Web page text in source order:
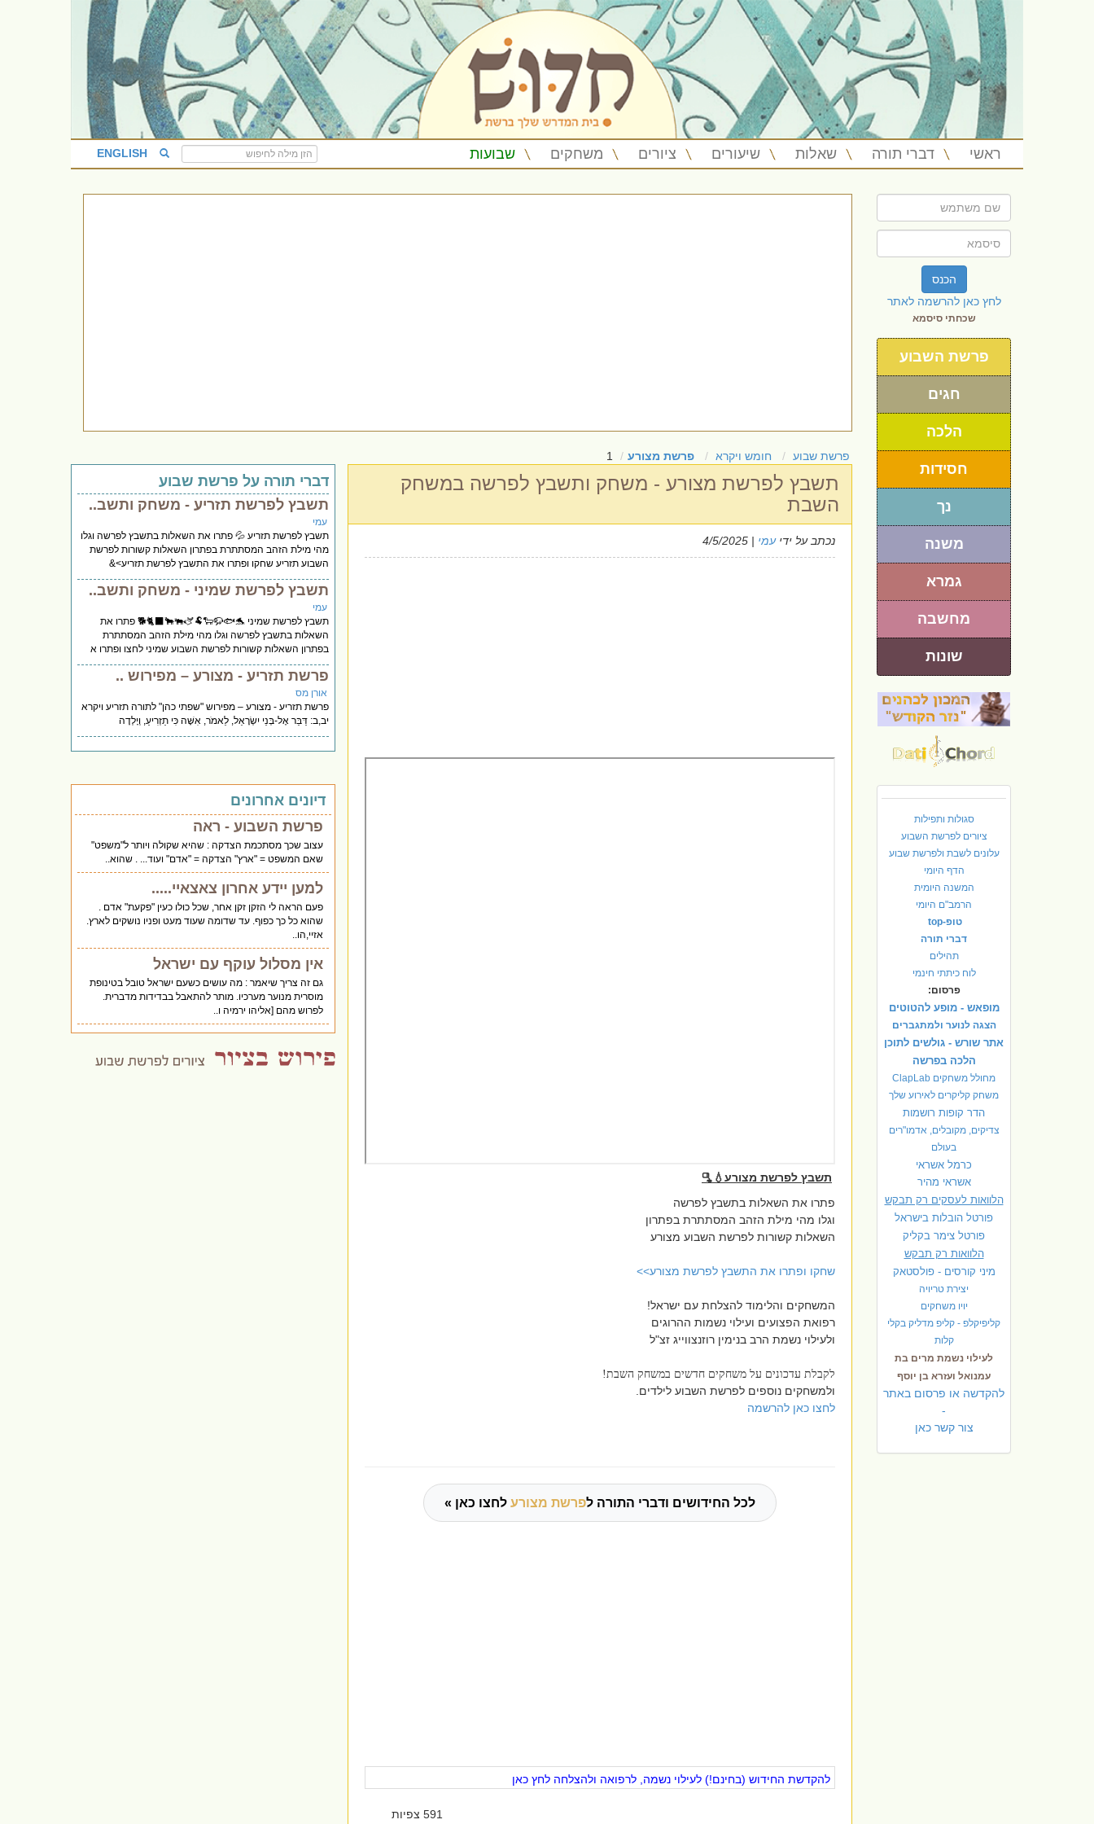
ראשי דברי תורה שאלות שיעורים ציורים משחקים שבועות ENGLISH
הכנס
לחץ כאן להרשמה לאתר
שכחתי סיסמא
פרשת השבוע
חגים
הלכה
חסידות
נך
משנה
גמרא
מחשבה
שונות
סגולות ותפילות
ציורים לפרשת השבוע
עלונים לשבת ולפרשת שבוע
הדף היומי
המשנה היומית
הרמב"ם היומי
טופ-top
דברי תורה
תהילים
לוח כיתתי חינמי
פרסום:
מופאש - מופע להטוטים
הצגה לנוער ולמתגברים
אתר שורש - גולשים לתוכן
הלכה בפרשה
מחולל משחקים ClapLab
משחק קליקרים לאירוע שלך
הדר קופות רושמות
צדיקים, מקובלים, אדמו"רים
בעולם
כרמל אשראי
אשראי מהיר
הלוואות לעסקים רק תבקש
פורטל הובלות בישראל
פורטל צימר בקליק
הלוואות רק תבקש
מיני קורסים - פולסטאק
יצירת טריויה
יויו משחקים
קליפיקלפ - קליפ מדליק בקלי
קלות
לעילוי נשמת מרים בת
עמנואל ועזרא בן יוסף
להקדשה או פרסום באתר
-
צור קשר כאן
פרשת שבוע חומש ויקרא פרשת מצורע 1
תשבץ לפרשת מצורע - משחק ותשבץ לפרשה במשחק
השבת
נכתב על ידיעמי | 4/5/2025
תשבץ לפרשת מצורע💧🫗
פתרו את השאלות בתשבץ לפרשה
וגלו מהי מילת הזהב המסתתרת בפתרון
השאלות קשורות לפרשת השבוע מצורע
שחקו ופתרו את התשבץ לפרשת מצורע>>
המשחקים והלימוד להצלחת עם ישראל!
רפואת הפצועים ועילוי נשמות ההרוגים
ולעילוי נשמת הרב בנימין רוזנצווייג זצ"ל
לקבלת עדכונים על משחקים חדשים במשחק השבת!
ולמשחקים נוספים לפרשת השבוע לילדים.
לחצו כאן להרשמה
לכל החידושים ודברי התורה לפרשת מצורע לחצו כאן »
להקדשת החידוש (בחינם!) לעילוי נשמה, לרפואה ולהצלחה לחץ כאן
591 צפיות
דברי תורה על פרשת שבוע
תשבץ לפרשת תזריע - משחק ותשב..
עמי
תשבץ לפרשת תזריע 💦 פתרו את השאלות בתשבץ לפרשה וגלו
מהי מילת הזהב המסתתרת בפתרון השאלות קשורות לפרשת
השבוע תזריע שחקו ופתרו את התשבץ לפרשת תזריע>&
תשבץ לפרשת שמיני - משחק ותשב..
עמי
תשבץ לפרשת שמיני 🐬🐟🫏🐏🐑🦬🐃🐂🐈‍⬛🐕 פתרו את
השאלות בתשבץ לפרשה וגלו מהי מילת הזהב המסתתרת
בפתרון השאלות קשורות לפרשת השבוע שמיני לחצו ופתרו א
פרשת תזריע - מצורע – מפירוש ..
אורן מס
פרשת תזריע - מצורע – מפירוש "שפתי כהן" לתורה תזריע ויקרא
יב,ב: דַּבֵּר אֶל-בְּנֵי יִשְׂרָאֵל, לֵאמֹר, אִשָּׁה כִּי תַזְרִיעַ, וְיָלְדָה
דיונים אחרונים
פרשת השבוע - ראה
עצוב שכך מסתכמת הצדקה : שהיא שקולה ויותר ל"משפט"
שאם המשפט = "ארץ" הצדקה = "אדם" ועוד... . שהוא..
למען יידע אחרון צאצאיי.....
פעם הראה לי הזקן זקן אחר, שכל כולו כעין "פקעת" אדם .
שהוא כל כך כפוף. עד שדומה שעוד מעט ופניו נושקים לארץ.
אזיי,הו..
אין מסלול עוקף עם ישראל
גם זה צריך שיאמר : מה עושים כשעם ישראל טובל בטינופת
מוסרית מנוער מערכיו. מותר להתאבל בבדידות מדברית.
לפרוש מהם [אליהו ירמיה ו..